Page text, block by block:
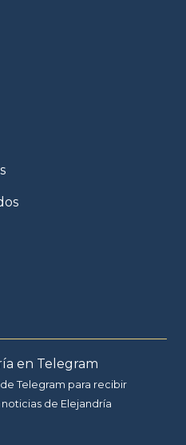
en Telegram
Telegram para recibir
de Elejandría